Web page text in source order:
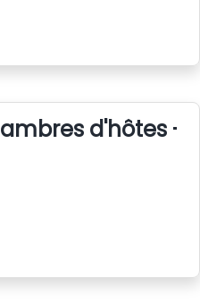
d'hôtes -